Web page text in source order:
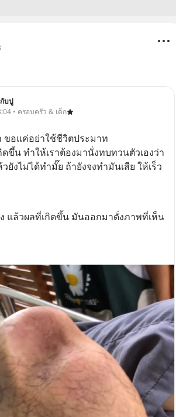
บปู
• ครอบครัว & เด็ก
ขอแค่อย่าใช้ชีวิตประมาท
ขึ้น ทำให้เราต้องมานั่งทบทวนตัวเองว่า
ยังไม่ได้ทำมั๊ย ถ้ายังจงทำมันเสีย ให้เร็ว
แล้วผลที่เกิดขึ้น มันออกมาดั่งภาพที่เห็น